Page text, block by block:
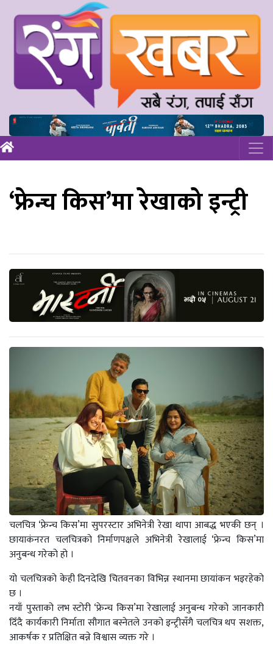
‘फ्रेन्च किस’मा रेखाको इन्ट्री
चलचित्र ‘फ्रेन्च किस’मा सुपरस्टार अभिनेत्री रेखा थापा आबद्ध भएकी छन् ।
छायाकंनरत चलचित्रको निर्माणपक्षले अभिनेत्री रेखालाई ‘फ्रेन्च किस’मा
अनुबन्ध गरेको हो ।
यो चलचित्रको केही दिनदेखि चितवनका विभिन्न स्थानमा छायांकन भइरहेको
छ ।
नयाँ पुस्ताको लभ स्टोरी ‘फ्रेन्च किस’मा रेखालाई अनुबन्ध गरेको जानकारी
दिँदै कार्यकारी निर्माता सौगात बस्नेतले उनको इन्ट्रीसँगै चलचित्र थप सशक्त,
आकर्षक र प्रतिक्षित बन्ने विश्वास व्यक्त गरे ।